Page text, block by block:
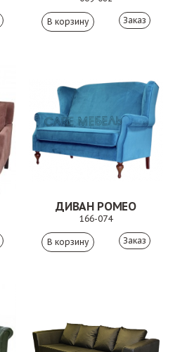
Заказ
ДИВАН РОМЕО
166-074
Заказ